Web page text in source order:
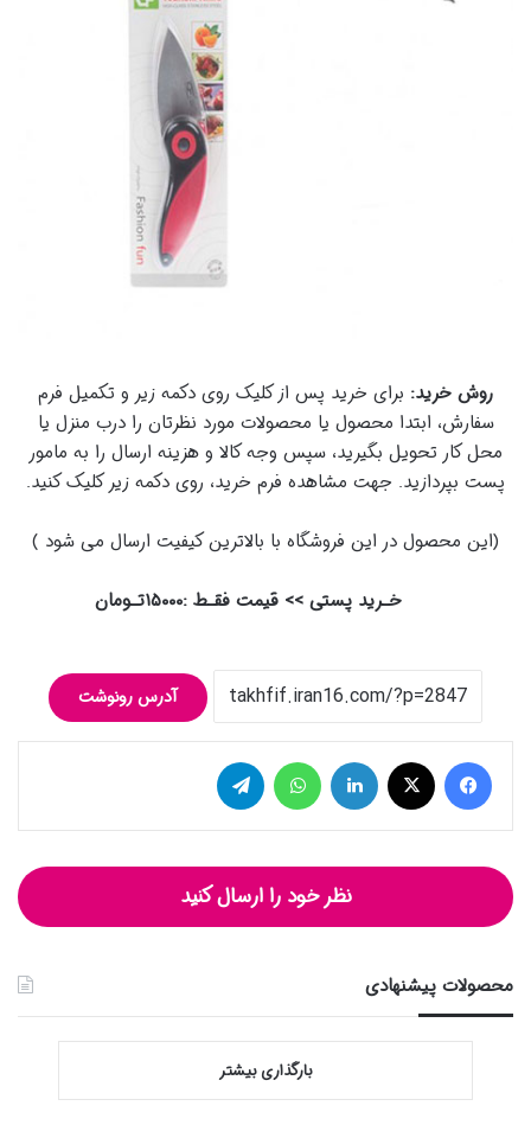
روش خرید: برای خرید پس از کلیک روی دکمه زیر و تکمیل فرم
سفارش، ابتدا محصول یا محصولات مورد نظرتان را درب منزل یا
محل کار تحویل بگیرید، سپس وجه کالا و هزینه ارسال را به مامور
پست بپردازید. جهت مشاهده فرم خرید، روی دکمه زیر کلیک کنید.
(این محصول در این فروشگاه با بالاترین کیفیت ارسال می شود )
خـرید پستی >> قیمت فقـط :۱۵۰۰۰تـومان
آدرس رونوشت
فیس بوک لینکدین واتس آپ
نظر خود را ارسال کنید
محصولات پیشنهادی
بارگذاری بیشتر